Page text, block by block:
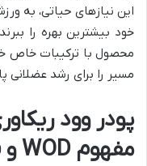
این نیازهای حیاتی، به
خود بیشترین بهره را
محصول با ترکیبات خاص
مسیر را برای رشد عضلانی
پودر وود
مفهوم WOD و فلسفه محصول